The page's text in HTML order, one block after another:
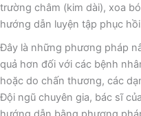
trường châm (kim dài), xoa
hướng dẫn luyện tập phục
Đây là những phương pháp
quả hơn đối với các bệnh
hoặc do chấn thương, các
Đội ngũ chuyên gia, bác sĩ